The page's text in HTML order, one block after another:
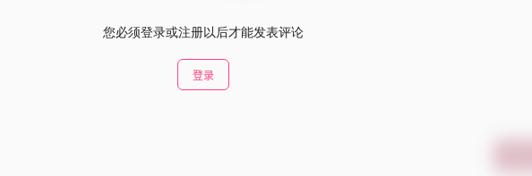
您必须登录或注册以后才能发表评论
登录